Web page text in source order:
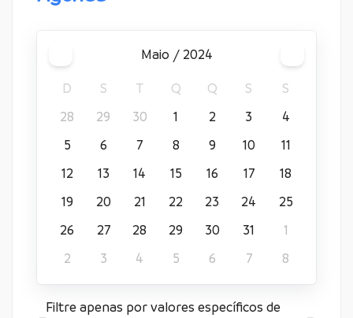
maio / 2024
D
S T Q Q S
S
28
29 30 1 2 3
4
5
6 7 8 9 10
11
12
13 14 15 16 17
18
19
20 21 22 23 24
25
26
27 28 29 30 31
1
2
3 4 5 6 7 8
Filtre apenas por valores específicos de